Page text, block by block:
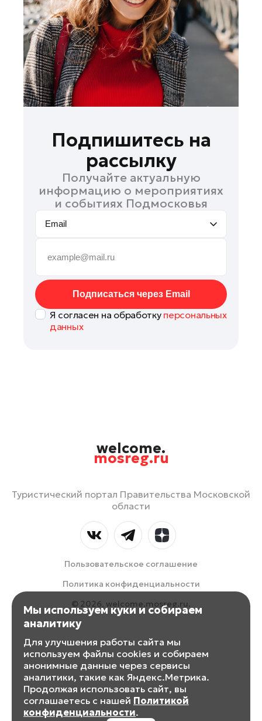
Подпишитесь на
рассылку
Получайте актуальную
информацию о мероприятиях
и событиях Подмосковья
Email
Подписаться через Email
Я согласен на обработку персональных
данных
welcome.
mosreg.ru
Туристический портал Правительства Московской
области
Пользовательское соглашение
Политика конфиденциальности
© 2026, welcome.mosreg.ru.
Мы используем куки и собираем
аналитику
Для улучшения работы сайта мы
используем файлы cookies и собираем
анонимные данные через сервисы
аналитики, такие как Яндекс.Метрика.
Продолжая использовать сайт, вы
соглашаетесь с нашей Политикой
конфиденциальности.